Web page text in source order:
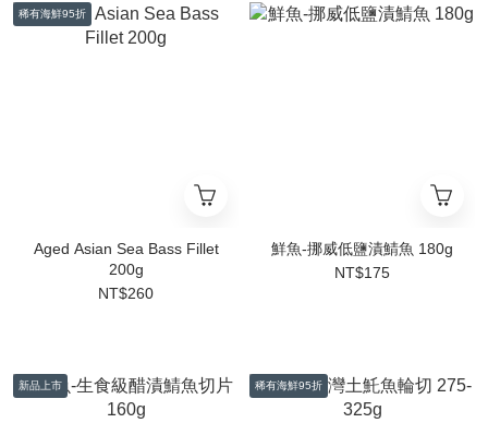
稀有海鮮95折
Aged Asian Sea Bass Fillet
200g
NT$260
鮮魚-挪威低鹽漬鯖魚 180g
NT$175
新品上市 稀有海鮮95折